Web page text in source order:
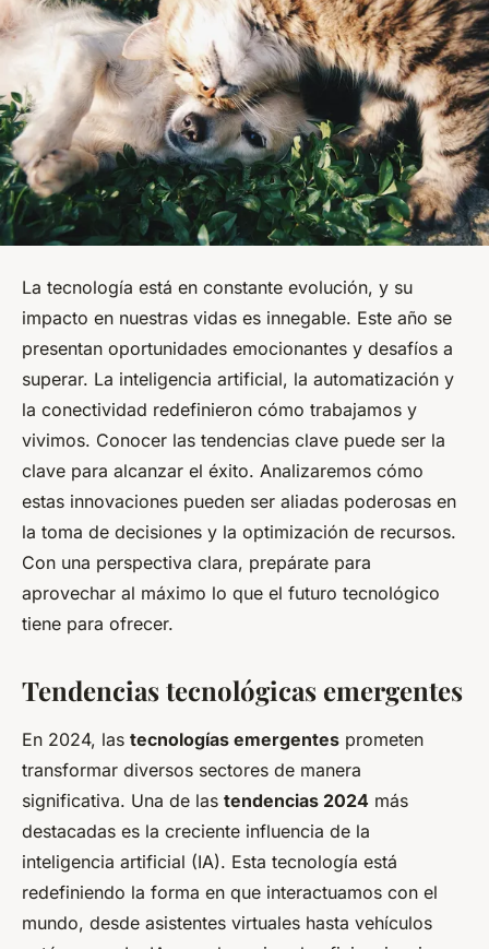
La tecnología está en constante evolución, y su
impacto en nuestras vidas es innegable. Este año se
presentan oportunidades emocionantes y desafíos a
superar. La inteligencia artificial, la automatización y
la conectividad redefinieron cómo trabajamos y
vivimos. Conocer las tendencias clave puede ser la
clave para alcanzar el éxito. Analizaremos cómo
estas innovaciones pueden ser aliadas poderosas en
la toma de decisiones y la optimización de recursos.
Con una perspectiva clara, prepárate para
aprovechar al máximo lo que el futuro tecnológico
tiene para ofrecer.
Tendencias tecnológicas emergentes
En 2024, las tecnologías emergentes prometen
transformar diversos sectores de manera
significativa. Una de las tendencias 2024 más
destacadas es la creciente influencia de la
inteligencia artificial (IA). Esta tecnología está
redefiniendo la forma en que interactuamos con el
mundo, desde asistentes virtuales hasta vehículos